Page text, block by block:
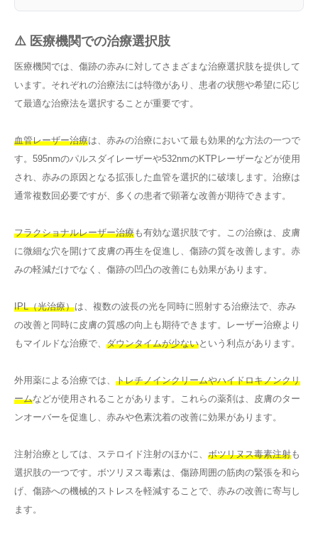
⚠️ 医療機関での治療選択肢
医療機関では、傷跡の赤みに対してさまざまな治療選択肢を提供して
います。それぞれの治療法には特徴があり、患者の状態や希望に応じ
て最適な治療法を選択することが重要です。
血管レーザー治療は、赤みの治療において最も効果的な方法の一つで
す。595nmのパルスダイレーザーや532nmのKTPレーザーなどが使用
され、赤みの原因となる拡張した血管を選択的に破壊します。治療は
通常複数回必要ですが、多くの患者で顕著な改善が期待できます。
フラクショナルレーザー治療も有効な選択肢です。この治療は、皮膚
に微細な穴を開けて皮膚の再生を促進し、傷跡の質を改善します。赤
みの軽減だけでなく、傷跡の凹凸の改善にも効果があります。
IPL（光治療）は、複数の波長の光を同時に照射する治療法で、赤み
の改善と同時に皮膚の質感の向上も期待できます。レーザー治療より
もマイルドな治療で、 ダウンタイムが少ないという利点があります。
外用薬による治療では、 トレチノインクリームやハイドロキノンクリ
ームなどが使用されることがあります。これらの薬剤は、皮膚のター
ンオーバーを促進し、赤みや色素沈着の改善に効果があります。
注射治療としては、ステロイド注射のほかに、 ボツリヌス毒素注射も
選択肢の一つです。ボツリヌス毒素は、傷跡周囲の筋肉の緊張を和ら
げ、傷跡への機械的ストレスを軽減することで、赤みの改善に寄与し
ます。